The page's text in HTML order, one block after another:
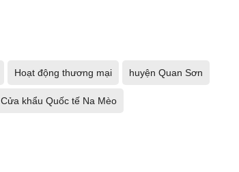
Hoạt động thương mại huyện Quan Sơn
Cửa khẩu Quốc tế Na Mèo